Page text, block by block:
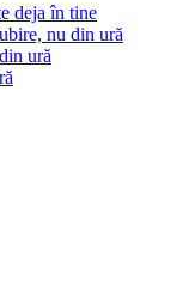
deja în tine
nu din ură
ură